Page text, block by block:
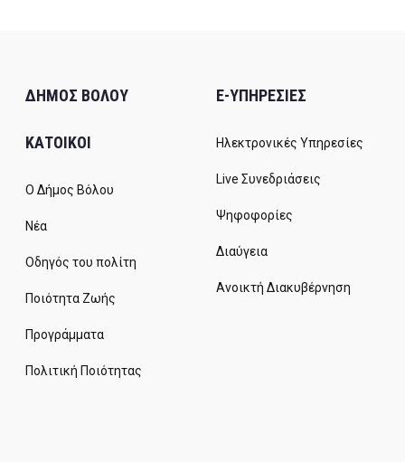
ΔΗΜΟΣ ΒΟΛΟΥ
ΚΑΤΟΙΚΟΙ
Ο Δήμος Βόλου
Νέα
Οδηγός του πολίτη
Ποιότητα Ζωής
Προγράμματα
Πολιτική Ποιότητας
E-ΥΠΗΡΕΣΙΕΣ
Ηλεκτρονικές Υπηρεσίες
Live Συνεδριάσεις
Ψηφοφορίες
Διαύγεια
Ανοικτή Διακυβέρνηση